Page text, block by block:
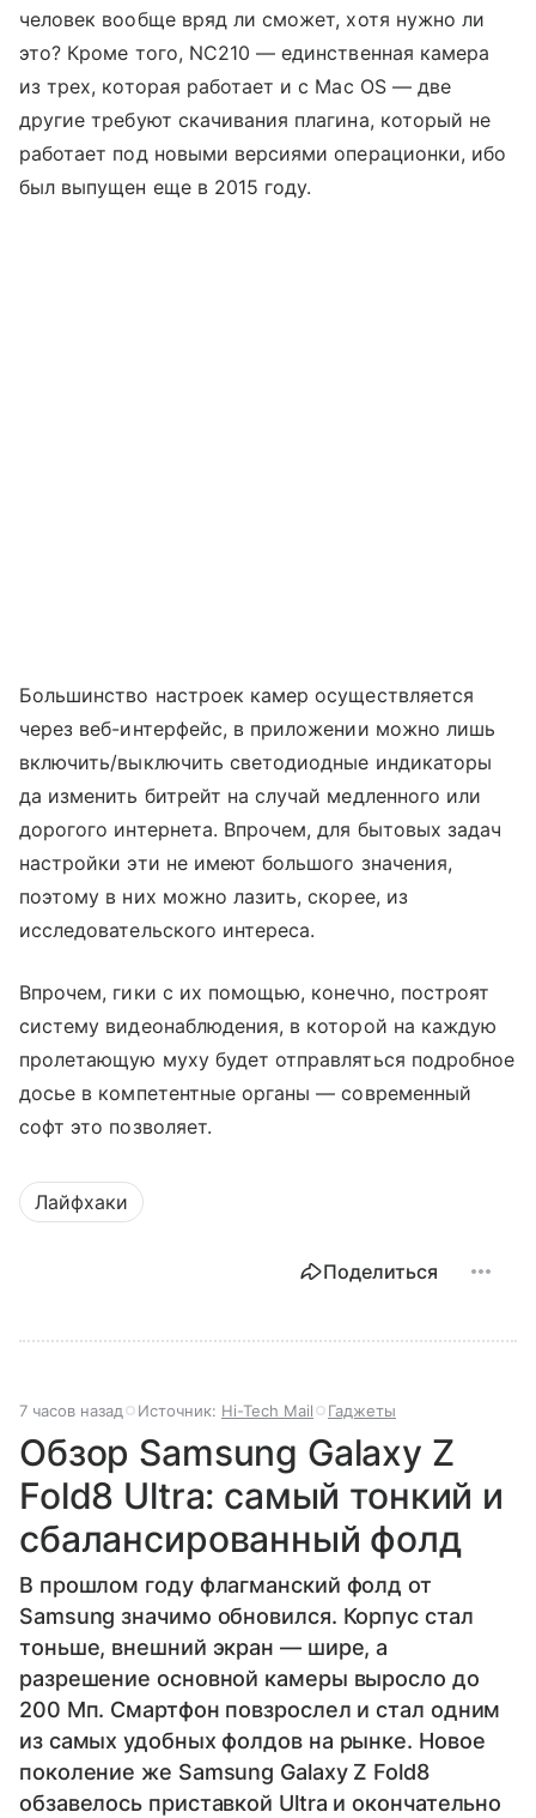
человек вообще вряд ли сможет, хотя нужно ли
это? Кроме того, NC210 — единственная камера
из трех, которая работает и с Mac OS — две
другие требуют скачивания плагина, который не
работает под новыми версиями операционки, ибо
был выпущен еще в 2015 году.
Большинство настроек камер осуществляется
через веб-интерфейс, в приложении можно лишь
включить/выключить светодиодные индикаторы
да изменить битрейт на случай медленного или
дорогого интернета. Впрочем, для бытовых задач
настройки эти не имеют большого значения,
поэтому в них можно лазить, скорее, из
исследовательского интереса.
Впрочем, гики с их помощью, конечно, построят
систему видеонаблюдения, в которой на каждую
пролетающую муху будет отправляться подробное
досье в компетентные органы — современный
софт это позволяет.
Лайфхаки
Поделиться
7 часов назад Источник: Hi-Tech Mail Гаджеты
Обзор Samsung Galaxy Z
Fold8 Ultra: самый тонкий и
сбалансированный фолд
В прошлом году флагманский фолд от
Samsung значимо обновился. Корпус стал
тоньше, внешний экран — шире, а
разрешение основной камеры выросло до
200 Мп. Смартфон повзрослел и стал одним
из самых удобных фолдов на рынке. Новое
поколение же Samsung Galaxy Z Fold8
обзавелось приставкой Ultra и окончательно